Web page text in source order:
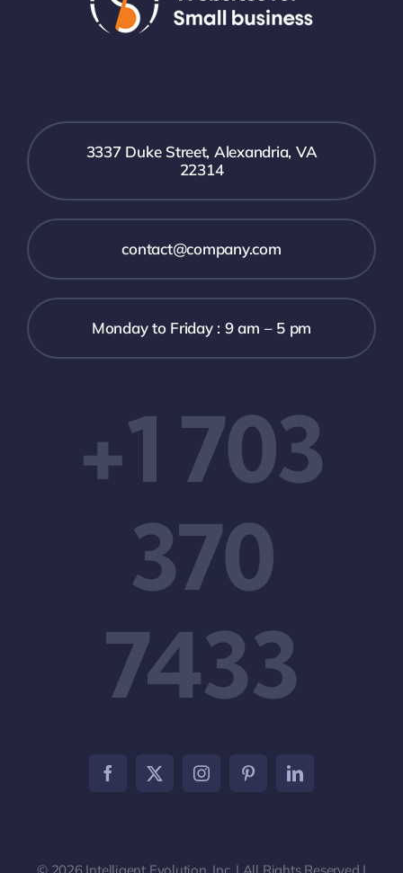
3337 Duke Street, Alexandria, VA
22314
contact@company.com
Monday to Friday : 9 am – 5 pm
+1 703
370
7433